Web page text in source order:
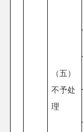
（五）
不予处
理